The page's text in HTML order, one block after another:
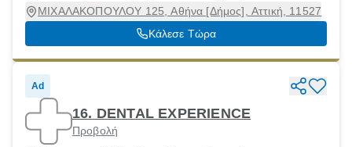
ΜΙΧΑΛΑΚΟΠΟΥΛΟΥ 125, Αθήνα [Δήμος], Αττική, 11527
Κάλεσε Τώρα
Ad
16. DENTAL EXPERIENCE
Προβολή